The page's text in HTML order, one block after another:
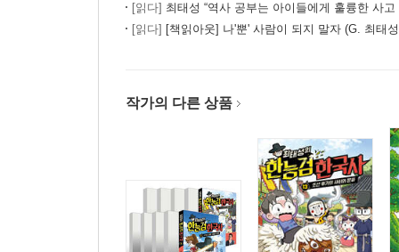
임진왜란과 병자호란 : 조선 역사의 분기점
조선 후기 정치 변동 : 붕당 정쟁부터 환국까지
조선의 개항 : 쏟아지는 열강의 개항 요구와 조선
일제의 국권 침탈과 저항 : 좌절된 근대국가 수립의
1910년대 일제강점기 : 무단통치를 끝낸 3·1운동
1920년대 일제강점기 : 민족 분열 정책에 맞선 무
[읽다] 최태성 “역사 공부는 아이들에게 훌륭한 사고 훈
[읽다] [책읽아웃] 나'뿐' 사람이 되지 말자 (G. 최태
작가의 다른 상품